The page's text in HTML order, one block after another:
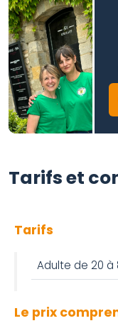
Tarifs et
Tarifs
Adulte de 20 à
Le prix